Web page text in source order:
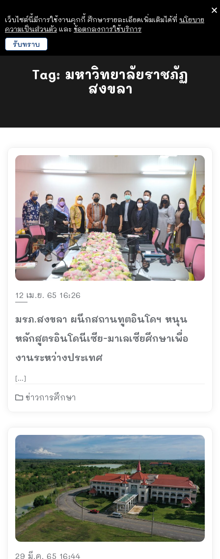
Tag: มหาวิทยาลัยราชภัฏ
สงขลา
12 เม.ย. 65 16:26
มรภ.สงขลา ผนึกสถานทูตอินโดฯ หนุน
หลักสูตรอินโดนีเซีย-มาเลเซียศึกษาเพื่อ
งานระหว่างประเทศ
[…]
ข่าวการศึกษา
29 มี.ค. 65 16:44
เว็บไซต์นี้มีการใช้งานคุกกี้ ศึกษารายละเอียดเพิ่มเติมได้ที่ นโยบาย
ความเป็นส่วนตัว และ ข้อตกลงการใช้บริการ
รับทราบ